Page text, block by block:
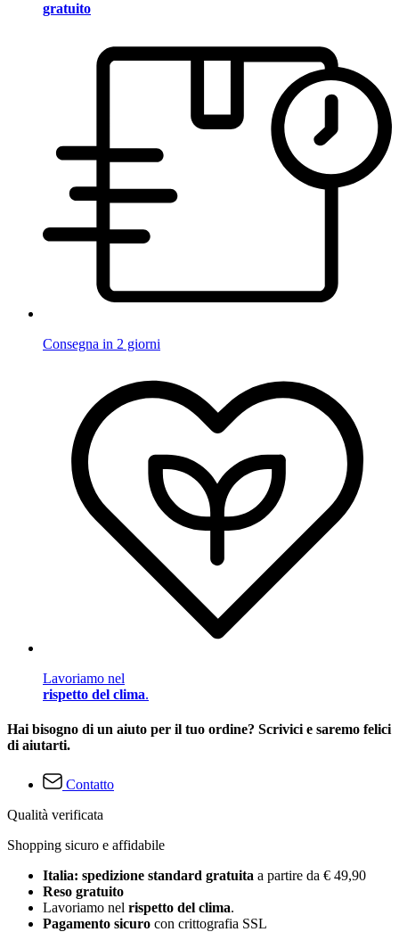
gratuito
Consegna in 2 giorni
Lavoriamo nel
rispetto del clima.
Hai bisogno di un aiuto per il tuo ordine? Scrivici e saremo felici
di aiutarti.
Contatto
Qualità verificata
Shopping sicuro e affidabile
Italia: spedizione standard gratuita a partire da € 49,90
Reso gratuito
Lavoriamo nel rispetto del clima.
Pagamento sicuro con crittografia SSL